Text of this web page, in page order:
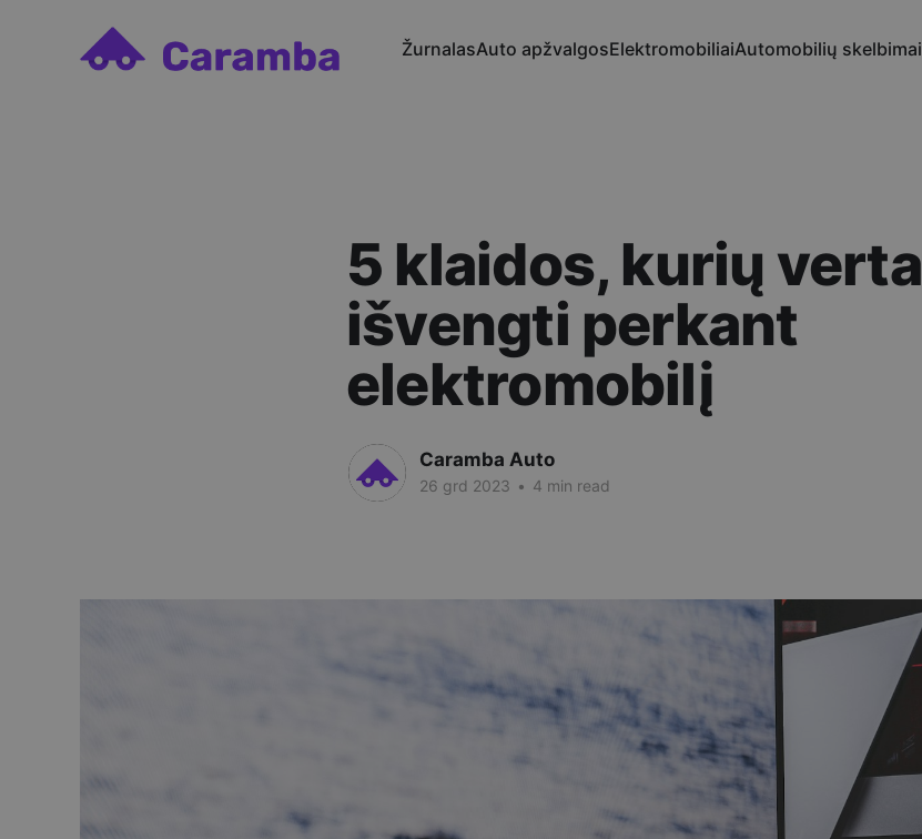
ŽurnalasAuto apžvalgosElektromobiliaiAutomobilių skelbimai
5 klaidos, kurių verta
išvengti perkant
elektromobilį
Caramba Auto
26 grd 2023 • 4 min read